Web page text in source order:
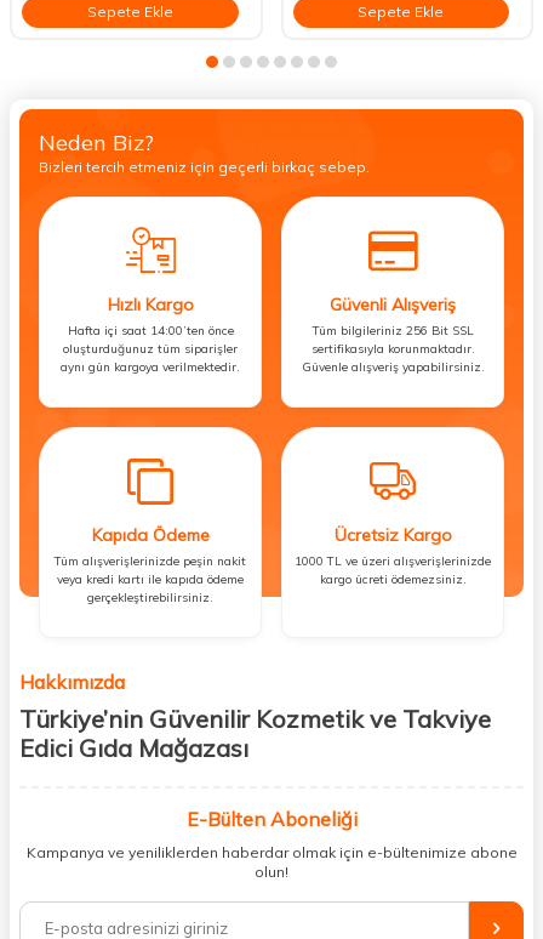
Sepete Ekle Sepete Ekle
Neden Biz?
Bizleri tercih etmeniz için geçerli birkaç sebep.
Hızlı Kargo
Hafta içi saat 14:00’ten önce
oluşturduğunuz tüm siparişler
aynı gün kargoya verilmektedir.
Güvenli Alışveriş
Tüm bilgileriniz 256 Bit SSL
sertifikasıyla korunmaktadır.
Güvenle alışveriş yapabilirsiniz.
Kapıda Ödeme
Tüm alışverişlerinizde peşin nakit
veya kredi kartı ile kapıda ödeme
gerçekleştirebilirsiniz.
Ücretsiz Kargo
1000 TL ve üzeri alışverişlerinizde
kargo ücreti ödemezsiniz.
Hakkımızda
Türkiye’nin Güvenilir Kozmetik ve Takviye
Edici Gıda Mağazası
kişisel bakım hem de takviye edici gıda ürünlerini sizlerle
buluşturuyoruz. Artık mağaza mağaza dolaşmanıza gerek yok;
ihtiyacınız olan her şeyi tek bir çatı altında topluyor ve kapınıza kadar
%100 orijinal kozmetik ve sağlık ürünleriyle güzelliğinizi tamamlayabilir,
E-Bülten Aboneliği
Kampanya ve yeniliklerden haberdar olmak için e-bültenimize abone
olun!